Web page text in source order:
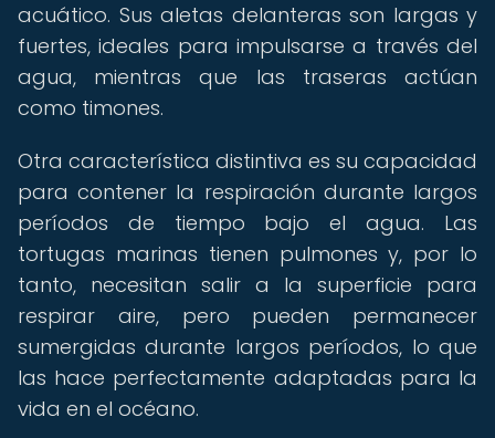
acuático. Sus aletas delanteras son largas y
fuertes, ideales para impulsarse a través del
agua, mientras que las traseras actúan
como timones.
Otra característica distintiva es su capacidad
para contener la respiración durante largos
períodos de tiempo bajo el agua. Las
tortugas marinas tienen pulmones y, por lo
tanto, necesitan salir a la superficie para
respirar aire, pero pueden permanecer
sumergidas durante largos períodos, lo que
las hace perfectamente adaptadas para la
vida en el océano.